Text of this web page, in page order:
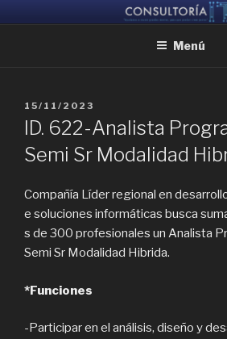
al
CONSULTORIA IT
Ayudamos a reunir grandes mentes,
Menú
PUBLICADO
EL
15/11/2023
ID. 622-Analista
Semi Sr Modalidad
Compañía Líder regional en
e soluciones informáticas busca
s de 300 profesionales un Analista
Semi Sr Modalidad Hibrida.
*Funciones
-Participar en el análisis, diseño y